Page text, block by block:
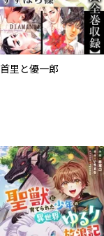
首里と優一郎